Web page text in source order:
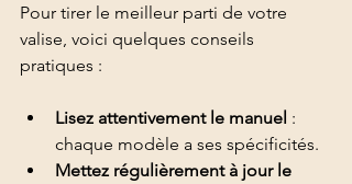
Pour tirer le meilleur parti de votre
valise, voici quelques conseils
pratiques :
Lisez attentivement le manuel :
chaque modèle a ses spécificités.
Mettez régulièrement à jour le